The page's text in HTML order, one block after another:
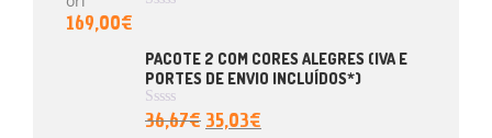
A
L
I
A
Ç
Ã
169,00€
PACOTE 2 COM CORES ALEGRES (IVA E
PORTES DE ENVIO INCLUÍDOS*)
A
36,67€ 35,03€